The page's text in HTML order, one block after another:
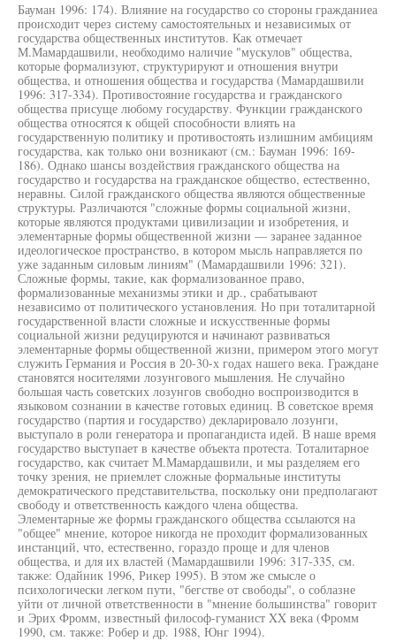
Бауман 1996: 174). Влияние на государство со стороны гражданиеа
происходит через систему самостоятельных и независимых от
государства общественных институтов. Как отмечает
М.Мамардашвили, необходимо наличие "мускулов" общества,
которые формализуют, структурируют и отношения внутри
общества, и отношения общества и государства (Мамардашвили
1996: 317-334). Противостояние государства и гражданского
общества присуще любому государству. Функции гражданского
общества относятся к общей способности влиять на
государственную политику и противостоять излишним амбициям
государства, как только они возникают (см.: Бауман 1996: 169-
186). Однако шансы воздействия гражданского общества на
государство и государства на гражданское общество, естественно,
неравны. Силой гражданского общества являются общественные
структуры. Различаются "сложные формы социальной жизни,
которые являются продуктами цивилизации и изобретения, и
элементарные формы общественной жизни — заранее заданное
идеологическое пространство, в котором мысль направляется по
уже заданным силовым линиям" (Мамардашвили 1996: 321).
Сложные формы, такие, как формализованное право,
формализованные механизмы этики и др., срабатывают
независимо от политического установления. Но при тоталитарной
государственной власти сложные и искусственные формы
социальной жизни редуцируются и начинают развиваться
элементарные формы общественной жизни, примером этого могут
служить Германия и Россия в 20-30-х годах нашего века. Граждане
становятся носителями лозунгового мышления. Не случайно
большая часть советских лозунгов свободно воспроизводится в
языковом сознании в качестве готовых единиц. В советское время
государство (партия и государство) декларировало лозунги,
выступало в роли генератора и пропагандиста идей. В наше время
государство выступает в качестве объекта протеста. Тоталитарное
государство, как считает М.Мамардашвили, и мы разделяем его
точку зрения, не приемлет сложные формальные институты
демократического представительства, поскольку они предполагают
свободу и ответственность каждого члена общества.
Элементарные же формы гражданского общества ссылаются на
"общее" мнение, которое никогда не проходит формализованных
инстанций, что, естественно, гораздо проще и для членов
общества, и для их властей (Мамардашвили 1996: 317-335, см.
также: Одайник 1996, Рикер 1995). В этом же смысле о
психологически легком пути, "бегстве от свободы", о соблазне
уйти от личной ответственности в "мнение большинства" говорит
и Эрих Фромм, известный философ-гуманист XX века (Фромм
1990, см. также: Робер и др. 1988, Юнг 1994).